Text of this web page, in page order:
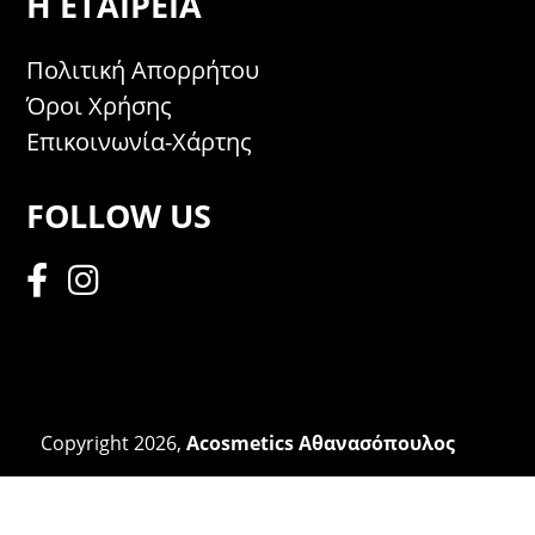
Πολιτική Απορρήτου
Όροι Χρήσης
Επικοινωνία-Χάρτης
FOLLOW US
Copyright 2026, Acosmetics Αθανασόπουλος